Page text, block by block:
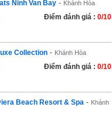
Ninh Van Bay - Khánh Hòa
Điểm đánh giá : 0/10
Collection - Khánh Hòa
Điểm đánh giá : 0/10
Beach Resort & Spa - Khánh